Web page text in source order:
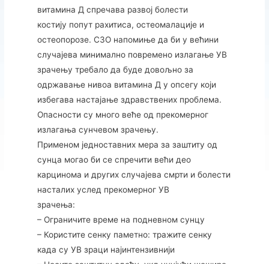
витамина Д спречава развој болести
костију попут рахитиса, остеомалације и
остеопорозе. СЗО напомиње да би у већини
случајева минимално повремено излагање УВ
зрачењу требало да буде довољно за
одржавање нивоа витамина Д у опсегу који
избегава настајање здравствених проблема.
Опасности су много веће од прекомерног
излагања сунчевом зрачењу.
Применом једноставних мера за заштиту од
сунца могао би се спречити већи део
карцинома и других случајева смрти и болести
насталих услед прекомерног УВ
зрачења:
– Ограничите време на подневном сунцу
– Користите сенку паметно: тражите сенку
када су УВ зраци најинтензивнији